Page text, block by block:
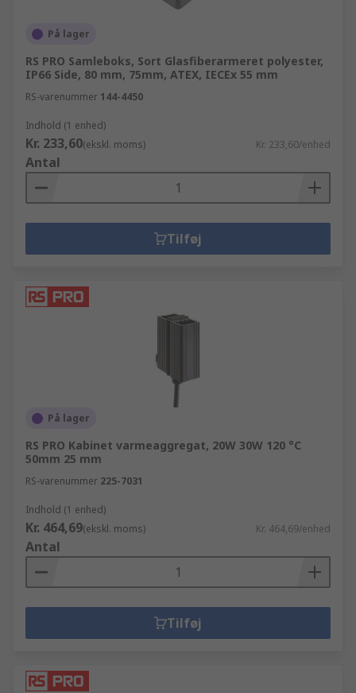
På lager
RS PRO Samleboks, Sort Glasfiberarmeret polyester,
IP66 Side, 80 mm, 75mm, ATEX, IECEx 55 mm
RS-varenummer 144-4450
Indhold (1 enhed)
Kr. 233,60(ekskl. moms) Kr. 233,60/enhed
Antal
Tilføj
På lager
RS PRO Kabinet varmeaggregat, 20W 30W 120 °C
50mm 25 mm
RS-varenummer 225-7031
Indhold (1 enhed)
Kr. 464,69(ekskl. moms) Kr. 464,69/enhed
Antal
Tilføj